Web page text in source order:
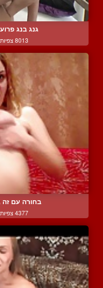
גנג בנג
8013 צפיות
בחורה עם
4377 צפיות